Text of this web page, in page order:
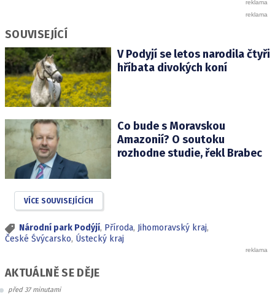
SOUVISEJÍCÍ
V Podyjí se letos narodila čtyři
hříbata divokých koní
Co bude s Moravskou
Amazonií? O soutoku
rozhodne studie, řekl Brabec
VÍCE SOUVISEJÍCÍCH
Národní park Podýjí, Příroda, Jihomoravský kraj,
České Śvýcarsko, Ústecký kraj
AKTUÁLNĚ SE DĚJE
před 37 minutami